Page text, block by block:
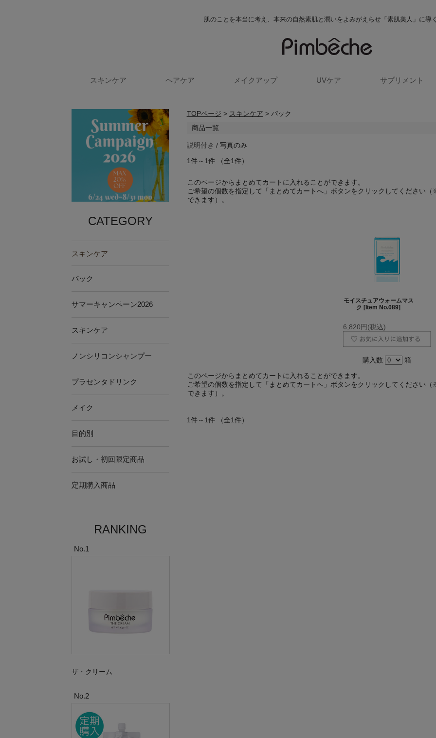
肌のことを本当に考え、本来の自然素肌と潤いをよみがえらせ「素肌美人」に導
スキンケア ヘアケア メイクアップ UVケア サプリメント
CATEGORY
スキンケア
パック
サマーキャンペーン2026
スキンケア
ノンシリコンシャンプー
プラセンタドリンク
メイク
目的別
お試し・初回限定商品
定期購入商品
RANKING
No.1
ザ・クリーム
No.2
TOPページ > スキンケア > パック
商品一覧
説明付き / 写真のみ
1件～1件 （全1件）
このページからまとめてカートに入れることができます。
ご希望の個数を指定して「まとめてカートへ」ボタンをクリックしてください
できます）。
モイスチュアウォームマス
ク [Item No.089]
6,820円(税込)
購入数
箱
このページからまとめてカートに入れることができます。
ご希望の個数を指定して「まとめてカートへ」ボタンをクリックしてください
できます）。
1件～1件 （全1件）